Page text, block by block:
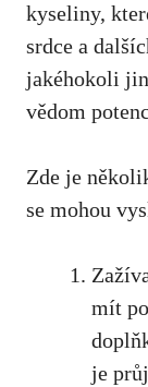
kyseliny,
⁤srdce ‍a
jakéhokoli
vědom
Zde je
se mohou
⁤mít
je